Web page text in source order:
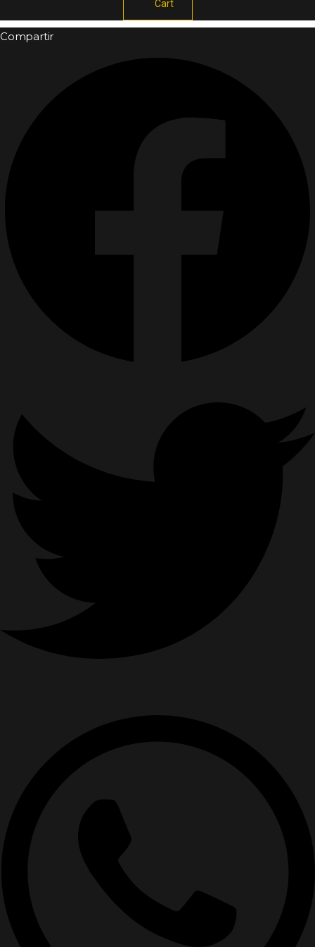
Cart
Compartir